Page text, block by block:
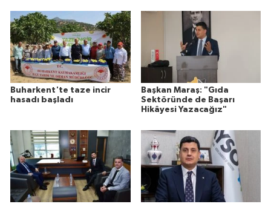
Buharkent'te taze incir
hasadı başladı
Başkan Maraş: "Gıda
Sektöründe de Başarı
Hikâyesi Yazacağız"